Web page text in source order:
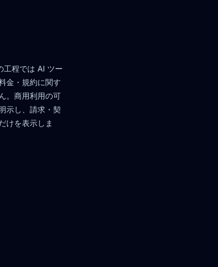
工程では AI ツー
金・規約に関す
。商用利用の可
示し、請求・契
けを表示しま